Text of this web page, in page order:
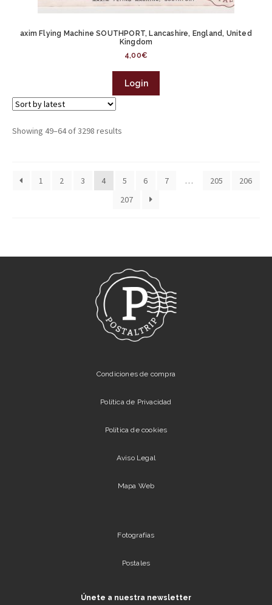
axim Flying Machine SOUTHPORT, Lancashire, England, United
Kingdom
4,00€
Login
Showing 49–64 of 3298 results
1 2 3 4 5 6 7 … 205
206
207
Condiciones de compra
Política de Privacidad
Política de cookies
Aviso Legal
Mapa Web
Fotografías
Postales
Únete a nuestra newsletter